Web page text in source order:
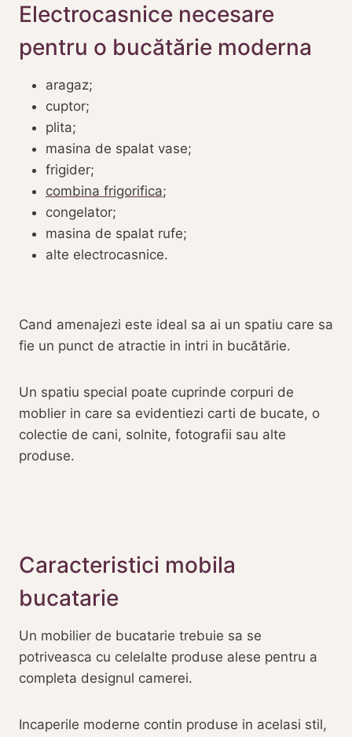
Electrocasnice necesare
pentru o bucătărie moderna
aragaz;
cuptor;
plita;
masina de spalat vase;
frigider;
combina frigorifica;
congelator;
masina de spalat rufe;
alte electrocasnice.
Cand amenajezi este ideal sa ai un spatiu care sa
fie un punct de atractie in intri in bucătărie.
Un spatiu special poate cuprinde corpuri de
moblier in care sa evidentiezi carti de bucate, o
colectie de cani, solnite, fotografii sau alte
produse.
Caracteristici mobila
bucatarie
Un mobilier de bucatarie trebuie sa se
potriveasca cu celelalte produse alese pentru a
completa designul camerei.
Incaperile moderne contin produse in acelasi stil,